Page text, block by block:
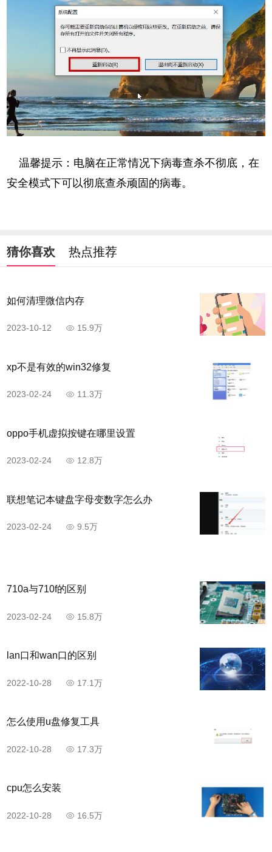
温馨提示：电脑在正常情况下病毒查杀不彻底，在
安全模式下可以彻底查杀顽固的病毒。
猜你喜欢 热点推荐
如何清理微信内存
2023-10-12 15.9万
xp不是有效的win32修复
2023-02-24 11.3万
oppo手机虚拟按键在哪里设置
2023-02-24 12.8万
联想笔记本键盘字母变数字怎么办
2023-02-24 9.5万
710a与710f的区别
2023-02-24 15.8万
lan口和wan口的区别
2022-10-28 17.1万
怎么使用u盘修复工具
2022-10-28 17.3万
cpu怎么安装
2022-10-28 16.5万